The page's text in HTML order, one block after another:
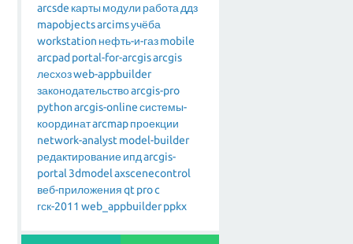
arcsde карты модули работа ддз
mapobjectsarcimsучёба
workstation нефть-и-газmobile
arcpadportal-for-arcgisarcgis
лесхозweb-appbuilder
законодательствоarcgis-pro
pythonarcgis-onlineсистемы-
координатarcmapпроекции
network-analyst model-builder
редактированиеипдarcgis-
portal 3dmodelaxscenecontrol
веб-приложенияqt proc
гск-2011 web_appbuilderppkx